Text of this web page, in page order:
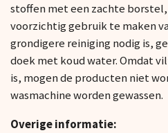
stoffen met een zachte
voorzichtig gebruik te maken
grondigere reiniging nodig is,
doek met koud water. Omdat
is, mogen de producten niet
wasmachine worden gewassen.
Overige informatie: